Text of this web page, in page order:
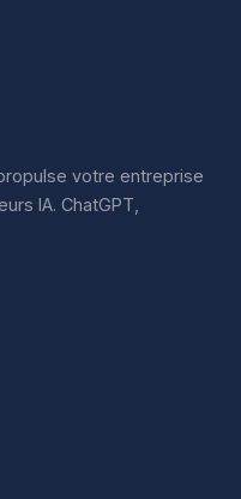
votre entreprise
IA. ChatGPT,